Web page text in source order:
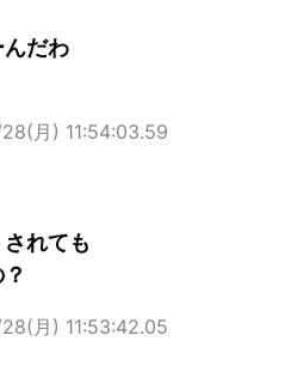
だわ
月) 11:54:03.59
れても
月) 11:53:42.05